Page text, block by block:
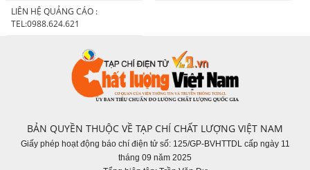
LIÊN HỆ QUẢNG CÁO :
TEL:0988.624.621
BẢN QUYỀN THUỘC VỀ TẠP CHÍ CHẤT LƯỢNG VIỆT NAM
Giấy phép hoạt động báo chí điện tử số: 125/GP-BVHTTDL cấp ngày 11
tháng 09 năm 2025